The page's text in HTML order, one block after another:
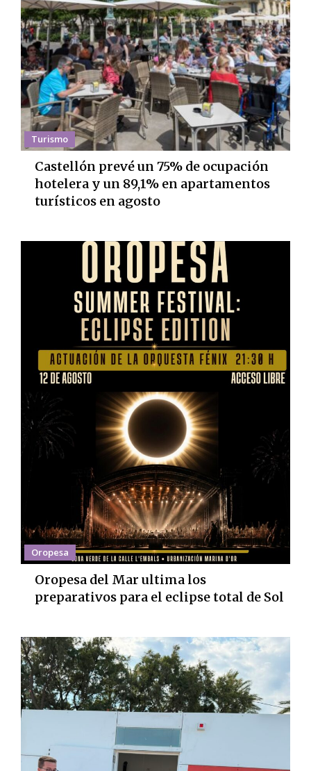
Turismo
Castellón prevé un 75% de ocupación
hotelera y un 89,1% en apartamentos
turísticos en agosto
Oropesa
Oropesa del Mar ultima los
preparativos para el eclipse total de Sol